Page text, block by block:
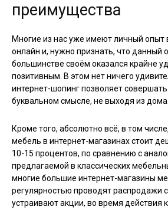
преимущества
Многие из нас уже имеют личный опыт
онлайн и, нужно признать, что
большинстве своём оказался крайне
позитивным. В этом нет ничего
интернет-шопинг позволяет совершать
буквальном смысле, не выходя из дома.
Кроме того, абсолютно всё, в том
мебель в интернет-магазинах стоит
10-15 процентов, по сравнению с
предлагаемой в классических
многие большие интернет-магазины
регулярностью проводят распродажи
устраивают акции, во время действия